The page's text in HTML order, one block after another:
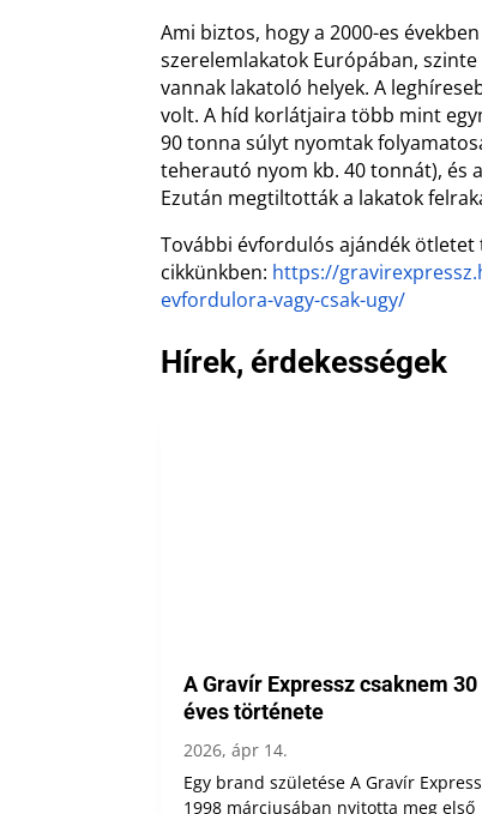
Ami biztos, hogy a 2000-es
szerelemlakatok Európában,
vannak lakatoló helyek. A
volt. A híd korlátjaira több mint
90 tonna súlyt nyomtak
teherautó nyom kb. 40 tonnát), és
Ezután megtiltották a lakatok
További évfordulós ajándék ötletet
cikkünkben: https://
evfordulora-vagy-csak-ugy/
Hírek, érdekességek
A Gravír Expressz csaknem 30
éves története
2026, ápr 14.
Egy brand születése A Gravír
1998 márciusában nyitotta meg első